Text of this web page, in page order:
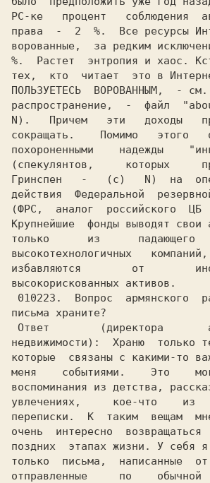
РС-ке   процент   соблюдения
права  -  2  %.  Все ресурсы
ворованные,  за редким
%.  Растет  энтропия и хаос.
тех,  кто  читает  это в
ПОЛЬЗУЕТЕСЬ  ВОРОВАННЫМ,  -
распространение,  -  файл
N).   Причем   эти   доходы
сокращать.    Помимо   этого
похороненными    надежды
(спекулянтов,     которых
Гринспен   -   (c)   N)  на
действия  Федеральной
(ФРС,  аналог  российского
Крупнейшие  фонды выводят свои
только      из      падающего
высокотехнологичных
избавляются        от
высокорискованных
недвижимости):  Храню  только
которые  связаны с какими-то
меня    событиями.    Это
воспоминания из детства,
увлечениях,     кое-что    из
переписки.  К  таким  вещам
очень  интересно  возвращаться
поздних  этапах жизни. У себя я
только  письма,  написанные
отправленные     по    обычной